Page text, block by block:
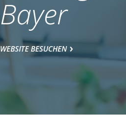
Bayer
WEBSITE BESUCHEN